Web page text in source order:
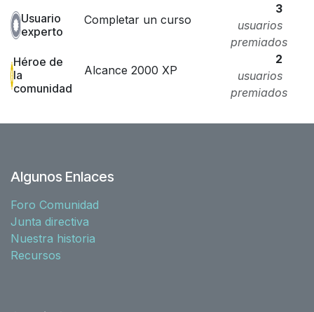
Usuario
experto
Completar un curso
3
usuarios
premiados
Héroe de
la
comunidad
Alcance 2000 XP
2
usuarios
premiados
Algunos Enlaces
Foro Comunidad
Junta directiva
Nuestra historia
Recursos